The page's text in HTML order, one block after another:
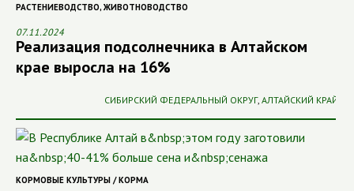
РАСТЕНИЕВОДСТВО, ЖИВОТНОВОДСТВО
07.11.2024
Реализация подсолнечника в Алтайском
крае выросла на 16%
СИБИРСКИЙ ФЕДЕРАЛЬНЫЙ ОКРУГ, АЛТАЙСКИЙ КРАЙ
КОРМОВЫЕ КУЛЬТУРЫ / КОРМА